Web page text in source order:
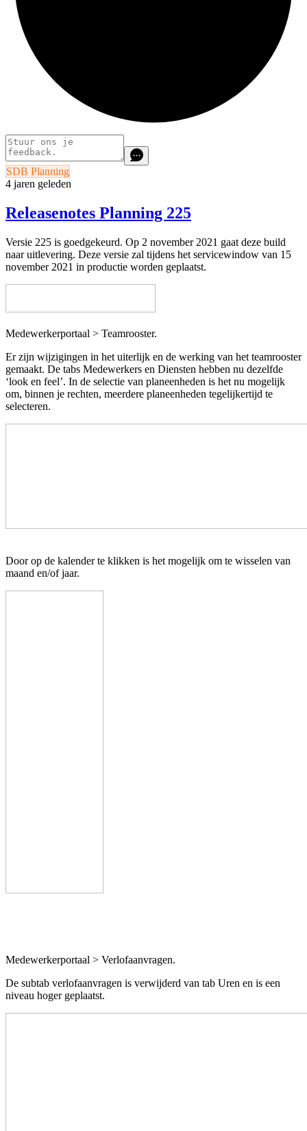
SDB Planning
4 jaren geleden
Releasenotes Planning 225
Versie 225 is goedgekeurd. Op 2 november 2021 gaat deze build
naar uitlevering. Deze versie zal tijdens het servicewindow van 15
november 2021 in productie worden geplaatst.
Medewerkerportaal > Teamrooster.
Er zijn wijzigingen in het uiterlijk en de werking van het teamrooster
gemaakt. De tabs Medewerkers en Diensten hebben nu dezelfde
‘look en feel’. In de selectie van planeenheden is het nu mogelijk
om, binnen je rechten, meerdere planeenheden tegelijkertijd te
selecteren.
Door op de kalender te klikken is het mogelijk om te wisselen van
maand en/of jaar.
Medewerkerportaal > Verlofaanvragen.
De subtab verlofaanvragen is verwijderd van tab Uren en is een
niveau hoger geplaatst.